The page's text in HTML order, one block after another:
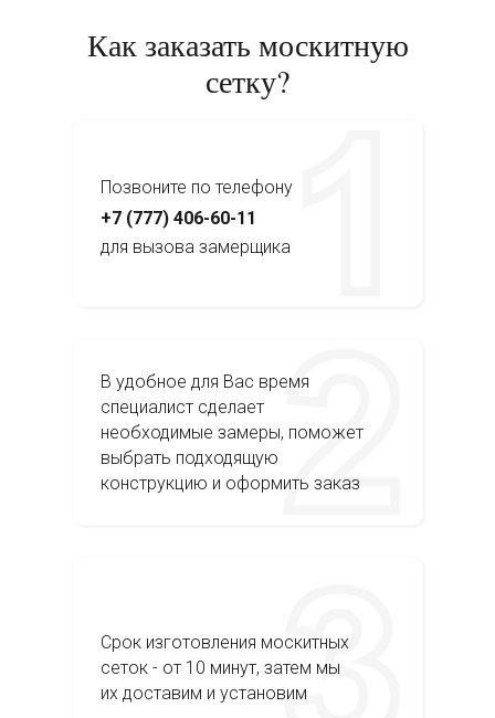
Как заказать москитную
сетку?
Позвоните по телефону
В удобное для Вас время
специалист сделает
необходимые замеры, поможет
выбрать подходящую
конструкцию и оформить заказ
Срок изготовления москитных
сеток - от 10 минут, затем мы
их доставим и установим
+7 (777) 406-60-11
для вызова замерщика